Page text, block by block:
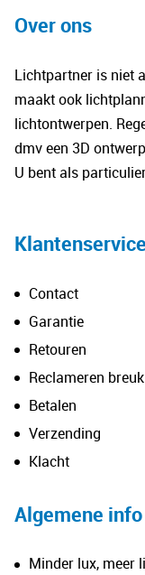
Over ons
Lichtpartner is niet
maakt ook
lichtontwerpen.
dmv een 3D
U bent als
Klantenservice
Contact
Garantie
Retouren
Reclameren
Betalen
Verzending
Klacht
Algemene info
Minder lux, meer